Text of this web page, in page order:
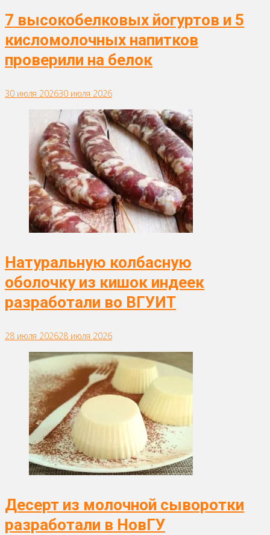
7 высокобелковых йогуртов и 5
кисломолочных напитков
проверили на белок
30 июля 202630 июля 2026
Натуральную колбасную
оболочку из кишок индеек
разработали во ВГУИТ
28 июля 202628 июля 2026
Десерт из молочной сыворотки
разработали в НовГУ